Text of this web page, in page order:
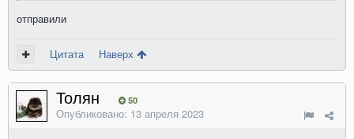
отправили
Цитата Наверх
Толян 50
Опубликовано: 13 апреля 2023